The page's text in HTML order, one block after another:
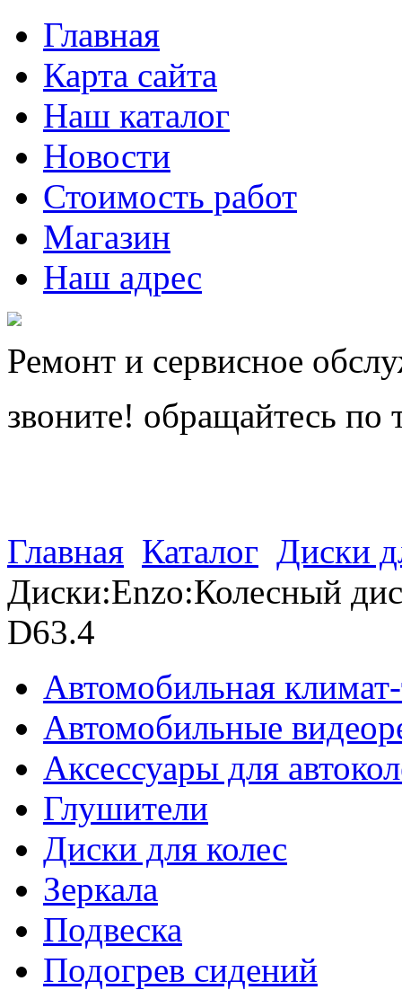
Главная
Карта сайта
Наш каталог
Новости
Стоимость работ
Магазин
Наш адрес
Ремонт и сервисное
звоните! обращайтесь по
Главная Каталог Диски
Диски:Enzo:Колесный
D63.4
Автомобильная
Автомобильные
Аксессуары для
Глушители
Диски для колес
Зеркала
Подвеска
Подогрев сидений